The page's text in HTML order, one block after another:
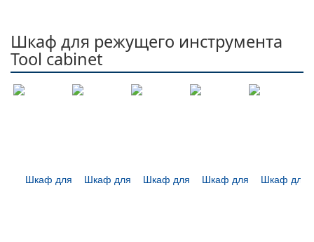
Шкаф для режущего инструмента
Tool cabinet